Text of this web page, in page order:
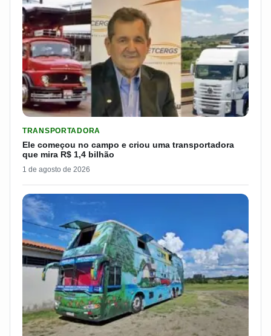
TRANSPORTADORA
Ele começou no campo e criou uma transportadora
que mira R$ 1,4 bilhão
1 de agosto de 2026